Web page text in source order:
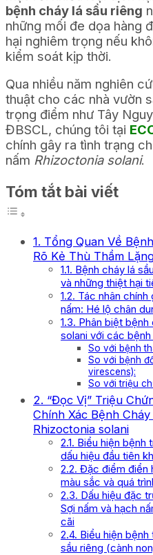
bệnh cháy lá sầu riêng
những mối đe dọa hàng
hại nghiêm trọng nếu
kiểm soát kịp thời.
Qua nhiều năm nghiên
thuật cho các nhà vườn
trọng điểm như Tây
ĐBSCL, chúng tôi tại
chính gây ra tình trạng
nấm Rhizoctonia solani.
Tóm tắt bài viết
1. Tổng Quan Về
Rõ Kẻ Thù Thầm
1.1. Bệnh cháy lá
và những thiệt hại
1.2. Tác nhân
nấm: Hé lộ chân
1.3. Phân biệt
solani với các
So với bệnh
So với bệnh
virescens):
So với triệu
2. “Đọc Vị” Triệu
Chính Xác Bệnh
Rhizoctonia solani
2.1. Biểu hiện bệnh
dấu hiệu đầu tiên
2.2. Đặc điểm điển
màu sắc và quá
2.3. Dấu hiệu đặc
Sợi nấm và hạch
cãi
2.4. Biểu hiện
sầu riêng (cành